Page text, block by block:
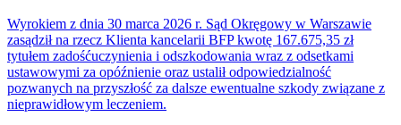
Wyrokiem z dnia 30 marca 2026 r. Sąd Okręgowy w Warszawie
zasądził na rzecz Klienta kancelarii BFP kwotę 167.675,35 zł
tytułem zadośćuczynienia i odszkodowania wraz z odsetkami
ustawowymi za opóźnienie oraz ustalił odpowiedzialność
pozwanych na przyszłość za dalsze ewentualne szkody związane z
nieprawidłowym leczeniem.